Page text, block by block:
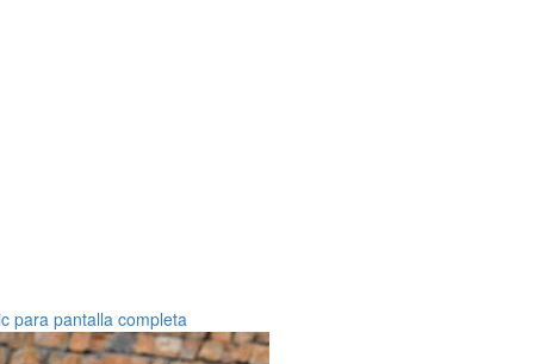
para pantalla completa